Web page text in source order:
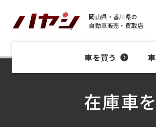
岡山県・香川県の
自動車販売・買取店
車を買う
在庫車